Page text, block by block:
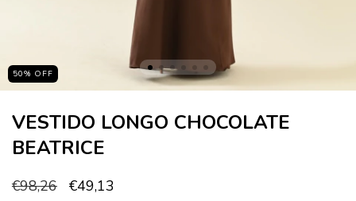
50% OFF
VESTIDO LONGO CHOCOLATE
BEATRICE
€98,26 €49,13